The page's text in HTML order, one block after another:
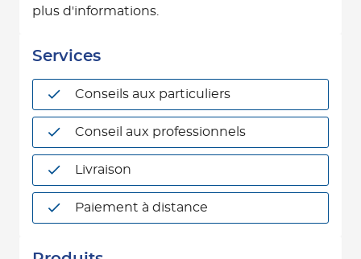
plus d'informations.
Services
Conseils aux particuliers
Conseil aux professionnels
Livraison
Paiement à distance